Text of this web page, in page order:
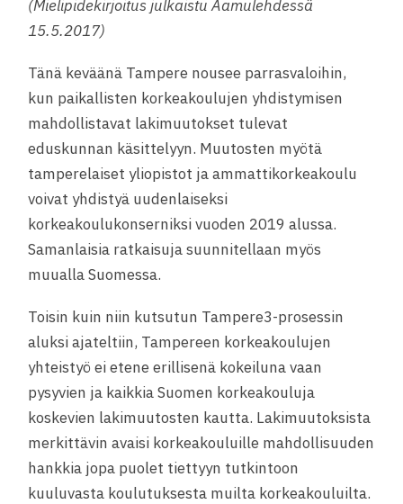
(Mielipidekirjoitus julkaistu Aamulehdessä
15.5.2017)
Tänä keväänä Tampere nousee parrasvaloihin,
kun paikallisten korkeakoulujen yhdistymisen
mahdollistavat lakimuutokset tulevat
eduskunnan käsittelyyn. Muutosten myötä
tamperelaiset yliopistot ja ammattikorkeakoulu
voivat yhdistyä uudenlaiseksi
korkeakoulukonserniksi vuoden 2019 alussa.
Samanlaisia ratkaisuja suunnitellaan myös
muualla Suomessa.
Toisin kuin niin kutsutun Tampere3-prosessin
aluksi ajateltiin, Tampereen korkeakoulujen
yhteistyö ei etene erillisenä kokeiluna vaan
pysyvien ja kaikkia Suomen korkeakouluja
koskevien lakimuutosten kautta. Lakimuutoksista
merkittävin avaisi korkeakouluille mahdollisuuden
hankkia jopa puolet tiettyyn tutkintoon
kuuluvasta koulutuksesta muilta korkeakouluilta.